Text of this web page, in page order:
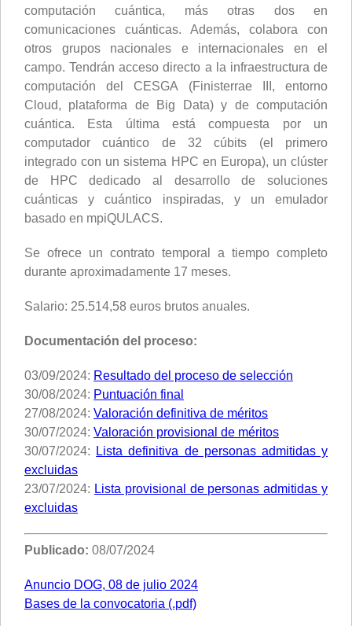
computación cuántica, más otras dos en
comunicaciones cuánticas. Además, colabora con
otros grupos nacionales e internacionales en el
campo. Tendrán acceso directo a la infraestructura de
computación del CESGA (Finisterrae III, entorno
Cloud, plataforma de Big Data) y de computación
cuántica. Esta última está compuesta por un
computador cuántico de 32 cúbits (el primero
integrado con un sistema HPC en Europa), un clúster
de HPC dedicado al desarrollo de soluciones
cuánticas y cuántico inspiradas, y un emulador
basado en mpiQULACS.
Se ofrece un contrato temporal a tiempo completo
durante aproximadamente 17 meses.
Salario: 25.514,58 euros brutos anuales.
Documentación del proceso:
03/09/2024: Resultado del proceso de selección
30/08/2024: Puntuación final
27/08/2024: Valoración definitiva de méritos
30/07/2024: Valoración provisional de méritos
30/07/2024:
Lista definitiva de personas admitidas y
excluidas
23/07/2024: Lista provisional de personas admitidas y
excluidas
Publicado: 08/07/2024
Anuncio DOG, 08 de julio 2024
Bases de la convocatoria (.pdf)